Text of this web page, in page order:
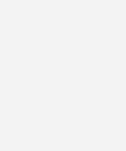
二月，魏以
为副，共镇
六月，魏发
十一月，魏
杨难当遂有
宋文帝元嘉
北魏拓跋